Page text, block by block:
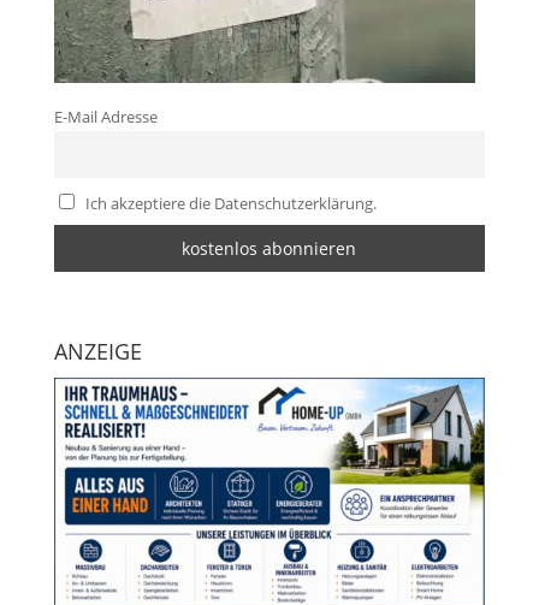
E-Mail Adresse
Ich akzeptiere die Datenschutzerklärung.
ANZEIGE